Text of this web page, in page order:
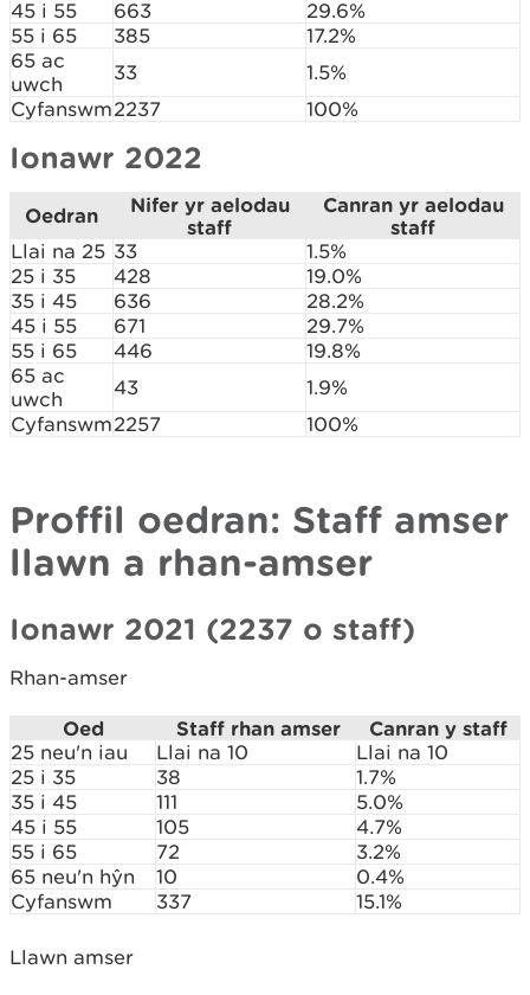
45 i 55 663
29.6%
55 i 65
385
17.2%
65 ac
uwch
33
1.5%
Cyfanswm2237 100%
Ionawr 2022
Oedran
Nifer yr aelodau
staff
Canran yr aelodau
staff
Llai na 25 33
1.5%
25 i 35
428
19.0%
35 i 45
636
28.2%
45 i 55
671
29.7%
55 i 65
446
19.8%
65 ac
uwch
43
1.9%
Cyfanswm2257 100%
Proffil oedran: Staff amser
llawn a rhan-amser
Ionawr 2021 (2237 o staff)
Rhan-amser
Oed Staff rhan amser Canran y staff
25 neu'n iau Llai na 10
Llai na 10
25 i 35
38
1.7%
35 i 45
111
5.0%
45 i 55
105
4.7%
55 i 65
72
3.2%
65 neu'n hŷn
10
0.4%
Cyfanswm
337 15.1%
Llawn amser